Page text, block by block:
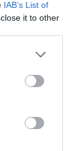
IAB’s List of
it to other
Google
may click to
tags to
Google